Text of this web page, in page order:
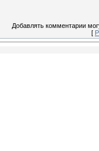
Добавлять комментарии
[